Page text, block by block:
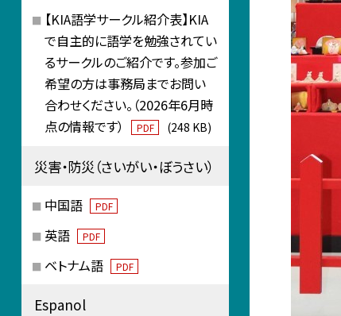
【KIA語学サークル紹介表】KIA
で自主的に語学を勉強されてい
るサークルのご紹介です。参加ご
希望の方は事務局までお問い
合わせください。（2026年6月時
点の情報です）
PDF (248 KB)
災害・防災（さいがい・ぼうさい）
中国語 PDF
英語 PDF
ベトナム語 PDF
Espanol